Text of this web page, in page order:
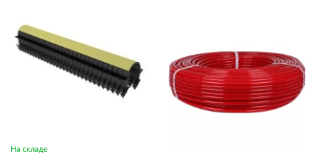
На складе